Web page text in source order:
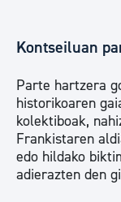
Kontseiluan
Parte hartzera
historikoaren
kolektiboak,
Frankistaren
edo hildako
adierazten den